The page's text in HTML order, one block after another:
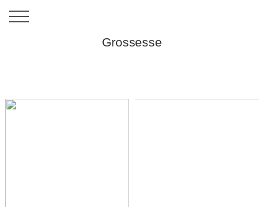
Grossesse